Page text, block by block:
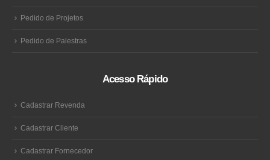
Pedido de Projetos
Pedido de Palestras
Acesso Rápido
Cadastrar Revenda
Cadastrar Cliente
Cadastrar Fornecedor